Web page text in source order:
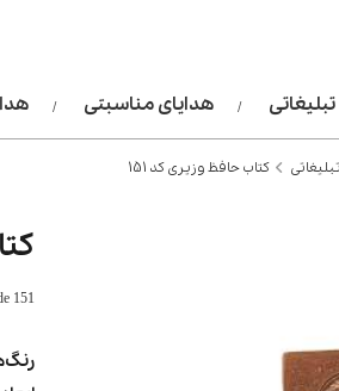
هدایای مناسبتی
کتاب حافظ وزیری کد 151
151